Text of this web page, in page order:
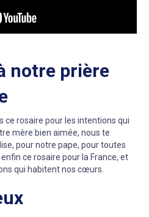
notre prière
ce rosaire pour les intentions qui
mère bien aimée, nous te
pour notre pape, pour toutes
ce rosaire pour la France, et
qui habitent nos cœurs.